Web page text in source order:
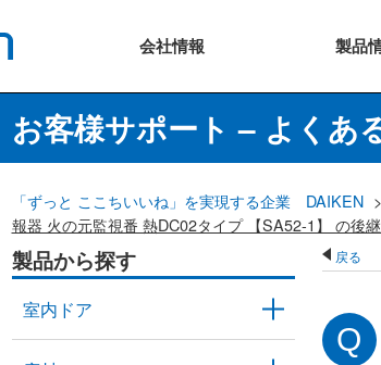
会社情報 製品
お客様サポート – よくあ
「ずっと ここちいいね」を実現する企業 DAIKEN >
報器 火の元監視番 熱DC02タイプ 【SA52-1】 の後
製品から探す
室内ドア
戻る